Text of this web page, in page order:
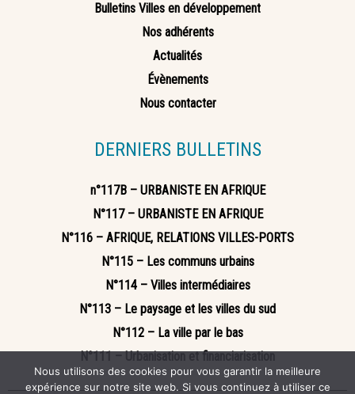
Bulletins Villes en développement
Nos adhérents
Actualités
Évènements
Nous contacter
DERNIERS BULLETINS
n°117B – URBANISTE EN AFRIQUE
N°117 – URBANISTE EN AFRIQUE
N°116 – AFRIQUE, RELATIONS VILLES-PORTS
N°115 – Les communs urbains
N°114 – Villes intermédiaires
N°113 – Le paysage et les villes du sud
N°112 – La ville par le bas
N°111 – Urbanisation et financiarisation
Nous utilisons des cookies pour vous garantir la meilleure
expérience sur notre site web. Si vous continuez à utiliser ce